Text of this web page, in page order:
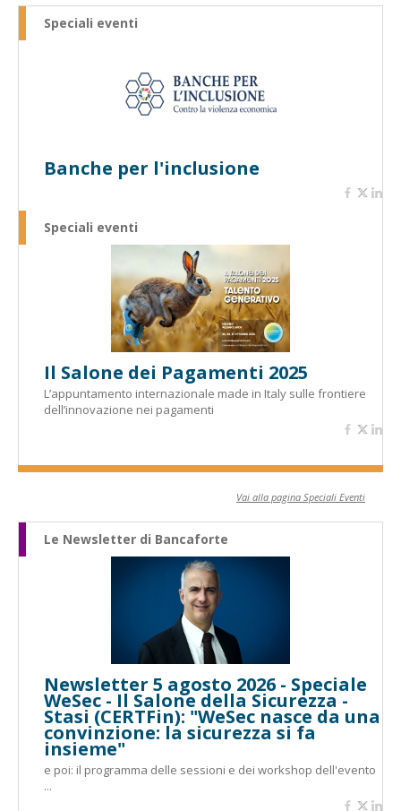
Speciali eventi
Banche per l'inclusione
Speciali eventi
Il Salone dei Pagamenti 2025
L’appuntamento internazionale made in Italy sulle frontiere
dell’innovazione nei pagamenti
Vai alla pagina Speciali Eventi
Le Newsletter di Bancaforte
Newsletter 5 agosto 2026 - Speciale
WeSec - Il Salone della Sicurezza -
Stasi (CERTFin): "WeSec nasce da una
convinzione: la sicurezza si fa
insieme"
e poi: il programma delle sessioni e dei workshop dell'evento
...